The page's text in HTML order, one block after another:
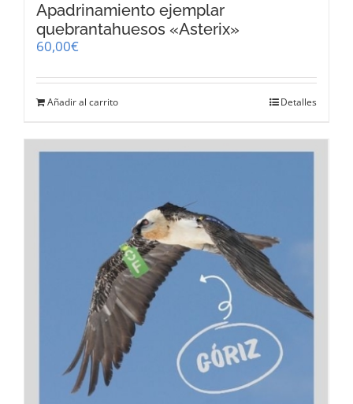
Apadrinamiento ejemplar
quebrantahuesos «Asterix»
60,00€
Añadir al carrito Detalles